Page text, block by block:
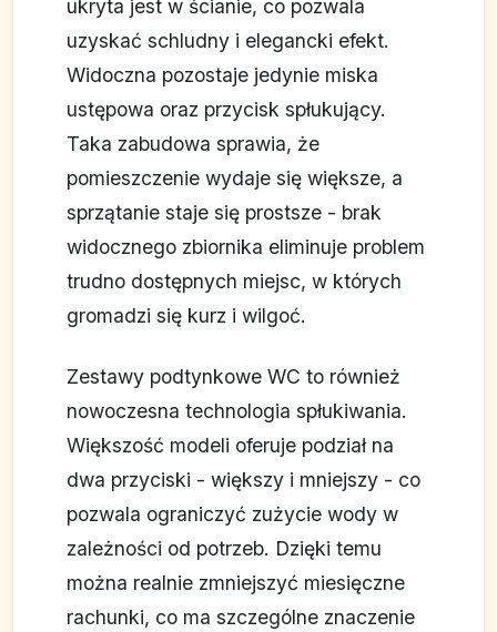
ukryta jest w ścianie, co pozwala
uzyskać schludny i elegancki efekt.
Widoczna pozostaje jedynie miska
ustępowa oraz przycisk spłukujący.
Taka zabudowa sprawia, że
pomieszczenie wydaje się większe, a
sprzątanie staje się prostsze - brak
widocznego zbiornika eliminuje problem
trudno dostępnych miejsc, w których
gromadzi się kurz i wilgoć.
Zestawy podtynkowe WC to również
nowoczesna technologia spłukiwania.
Większość modeli oferuje podział na
dwa przyciski - większy i mniejszy - co
pozwala ograniczyć zużycie wody w
zależności od potrzeb. Dzięki temu
można realnie zmniejszyć miesięczne
rachunki, co ma szczególne znaczenie